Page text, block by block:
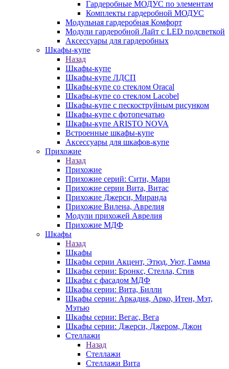
Гардеробные МОДУС по элементам
Комплекты гардеробной МОДУС
Модульная гардеробная Комфорт
Модули гардеробной Лайт с LED подсветкой
Аксессуары для гардеробных
Шкафы-купе
Назад
Шкафы-купе
Шкафы-купе ЛДСП
Шкафы-купе со стеклом Oracal
Шкафы-купе со стеклом Lacobel
Шкафы-купе с пескоструйным рисунком
Шкафы-купе с фотопечатью
Шкафы-купе ARISTO NOVA
Встроенные шкафы-купе
Аксессуары для шкафов-купе
Прихожие
Назад
Прихожие
Прихожие серий: Сити, Мари
Прихожие серии Вита, Витас
Прихожие Джерси, Миранда
Прихожие Вилена, Аврелия
Модули прихожей Аврелия
Прихожие МДФ
Шкафы
Назад
Шкафы
Шкафы серии Акцент, Этюд, Уют, Гамма
Шкафы серии: Бронкс, Стелла, Стив
Шкафы с фасадом МДФ
Шкафы серии: Вита, Билли
Шкафы серии: Аркадия, Арко, Итен, Мэт,
Мэтью
Шкафы серии: Вегас, Вега
Шкафы серии: Джерси, Джером, Джон
Стеллажи
Назад
Стеллажи
Стеллажи Вита